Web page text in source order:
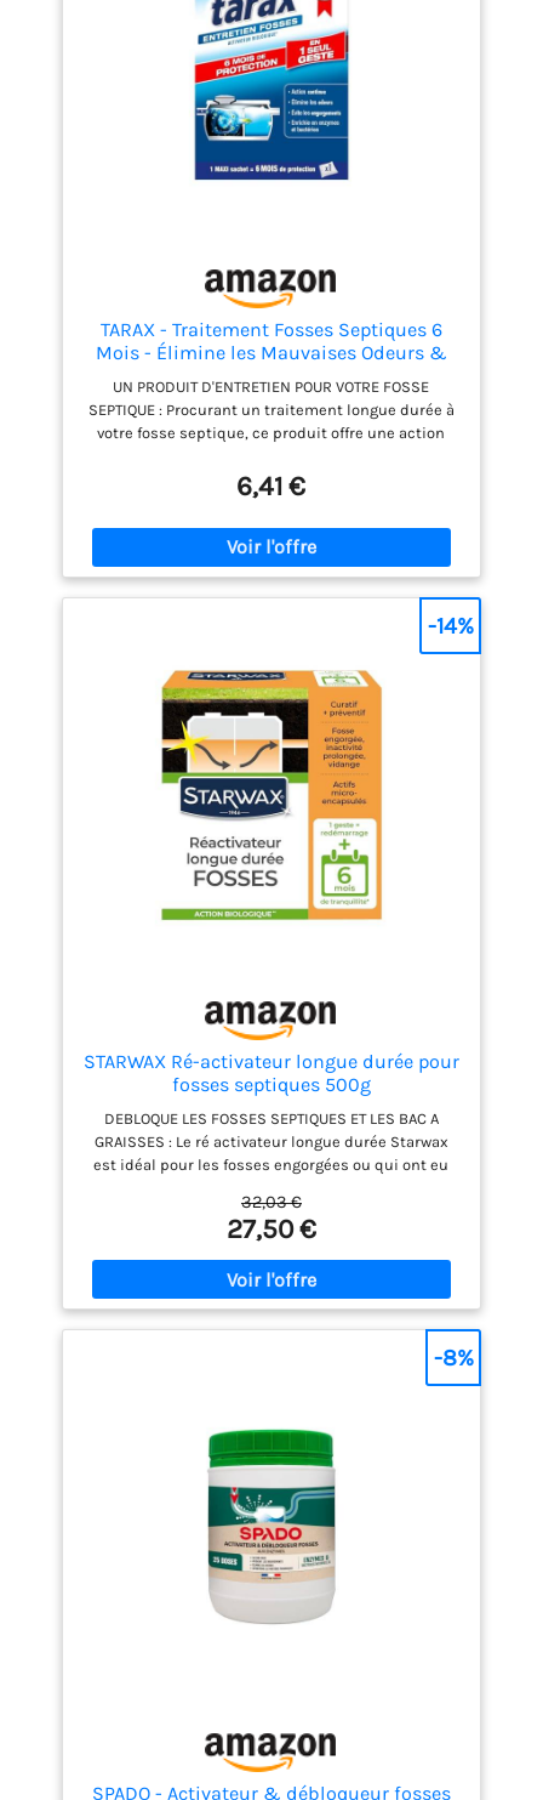
TARAX - Traitement Fosses Septiques 6
Mois - Élimine les Mauvaises Odeurs &
Prévient les Engorgements - Activateur
Fosse Septique à Base d'Enzymes et
Bactéries - Action Continue - 1 Maxi
Sachet
UN PRODUIT D'ENTRETIEN POUR VOTRE FOSSE
SEPTIQUE : Procurant un traitement longue durée à
votre fosse septique, ce produit offre une action
seul sachet de sa formule ultra-concentrée en
granules. PRÉVIENT LES ODEURS ET ENGORGEMENTS :
Grâce à sa formule à base d'enzymes actives, ce
produit pour fosse septique active la dégradation
des résidus, prévenant ainsi les engorgements et
les mauvaises odeurs. ACTION CONTINUE :
Renfermant des bactéries, ce produit permet de
temps et des vidanges moins fréquentes. MODE
D'EMPLOI : Versez la totalité du sachet dans la
cuvette des WC, puis tirez la chasse d'eau. Pour
l'entretien du bac à graisse, diluez le sachet dans
2L d'eau, puis versez dans l'évier en laissant couler
l'eau. Convient pour les micro-stations. L'EFFICACITÉ
EN TOUTE SÉCURITÉ : Implantée en Europe depuis
2001, la marque Tarax propose des produits
d'entretien pour installations sanitaires et
canalisations à la fois efficaces, sûrs et pratiques.
6,41 €
STARWAX Ré-activateur longue durée pour
fosses septiques 500g
DEBLOQUE LES FOSSES SEPTIQUES ET LES BAC A
GRAISSES : Le ré activateur longue durée Starwax
est idéal pour les fosses engorgées ou qui ont eu
fosse et assure un entretien en continu pour 6 mois
1 GESTE = 6 MOIS DE TRANQUILITE : le ré activateur
STARWAX réensemence après vidange, élimine les
mauvaises odeurs. Avec son action curative et
préventive, en un seul geste grâce aux actifs
microencapsulés, il est idéal pour une résidence
secondaire ACTION BIOLOGIQUE EN CONTINU grâce à
d'absence prolongée, le système redémarre à la
première utilisation. MODE D'EMPLOI :Pour fosses
septiques: vider le ré activateur dans la cuvette
puis tirer la chasse d'eau. Pour les bacs à graisses :
vider la boîte dans 4L d'eau tiède. Mélanger et verser
dans l'évier. Noter la date du prochain traitement.
STARWAX, EXPERT DE L’ENTRETIEN DEPUIS 1946 : Des
produits efficaces et agréables à utiliser, conçus
pour les perfectionnistes. Fabriqués en France.
32,03 €
27,50 €
-14%
SPADO - Activateur & débloqueur fosses
-8%